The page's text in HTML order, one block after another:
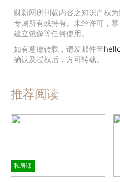
财新网所刊载内容之知识产权
专属所有或持有。未经许可，
建立镜像等任何使用。
如有意愿转载，请发邮件至
确认及授权后，方可转载。
推荐阅读
私房课